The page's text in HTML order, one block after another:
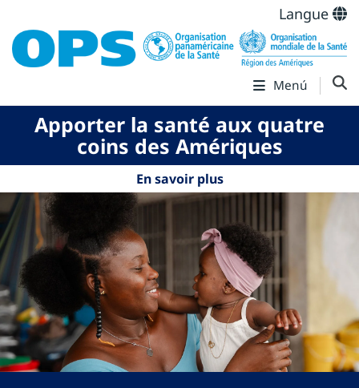
Langue
Menú
Apporter la santé aux quatre
coins des Amériques
En savoir plus